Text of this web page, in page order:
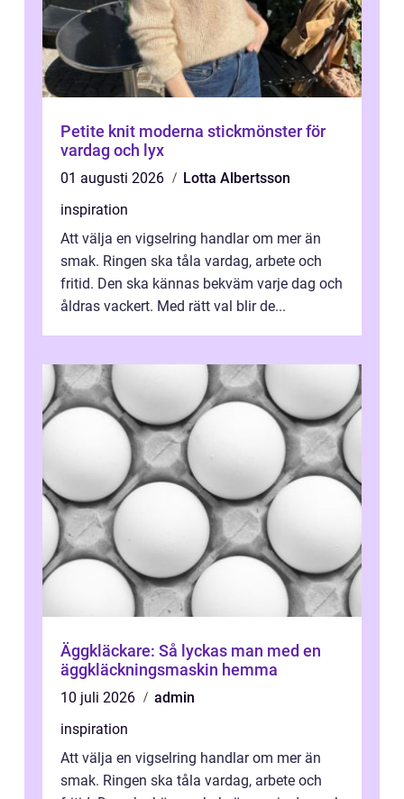
Petite knit moderna stickmönster för
vardag och lyx
01 augusti 2026
Lotta Albertsson
inspiration
Att välja en vigselring handlar om mer än
smak. Ringen ska tåla vardag, arbete och
fritid. Den ska kännas bekväm varje dag och
åldras vackert. Med rätt val blir de...
Äggkläckare: Så lyckas man med en
äggkläckningsmaskin hemma
10 juli 2026
admin
inspiration
Att välja en vigselring handlar om mer än
smak. Ringen ska tåla vardag, arbete och